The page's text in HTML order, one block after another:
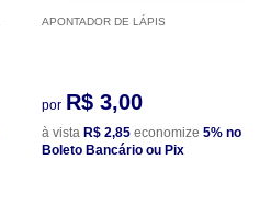
APONTADOR DE LÁPIS
por R$ 3,00
à vista R$ 2,85 economize 5% no
Boleto Bancário ou Pix